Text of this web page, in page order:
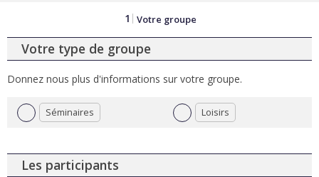
1 Votre groupe
Votre type de groupe
Donnez nous plus d'informations sur votre groupe.
Séminaires Loisirs
Les participants